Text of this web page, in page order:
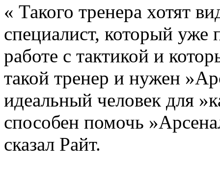
« Такого тренера хотят
специалист, который уже
работе с тактикой и
такой тренер и нужен
идеальный человек для
способен помочь
сказал Райт.